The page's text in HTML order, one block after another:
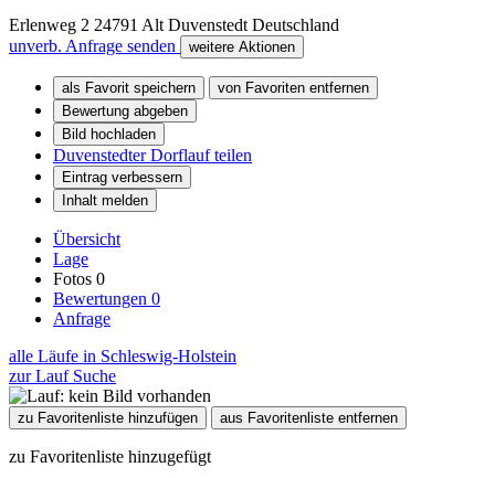
Erlenweg 2 24791 Alt Duvenstedt Deutschland
unverb. Anfrage senden
weitere Aktionen
als Favorit speichern
von Favoriten entfernen
Bewertung abgeben
Bild hochladen
Duvenstedter Dorflauf teilen
Eintrag verbessern
Inhalt melden
Übersicht
Lage
Fotos 0
Bewertungen 0
Anfrage
alle Läufe in Schleswig-Holstein
zur Lauf Suche
zu Favoritenliste hinzufügen aus Favoritenliste entfernen
zu Favoritenliste hinzugefügt